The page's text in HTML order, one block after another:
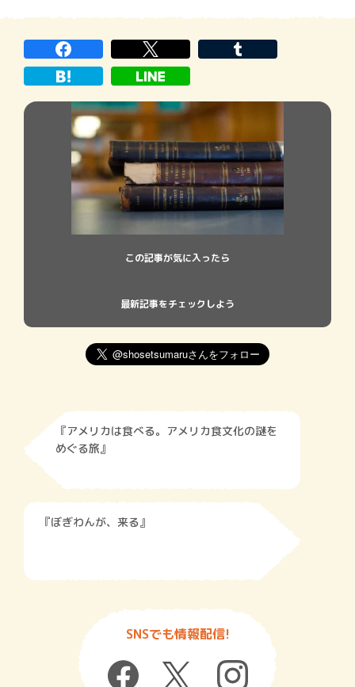
この記事が気に入ったら
最新記事をチェックしよう
『アメリカは食べる。アメリカ食文化の謎を
めぐる旅』
『ぼぎわんが、来る』
SNSでも情報配信!